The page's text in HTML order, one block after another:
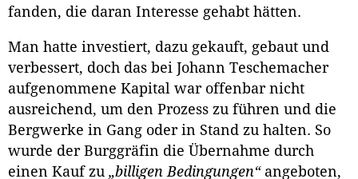
fanden, die daran Interesse gehabt hätten.
Man hatte investiert, dazu gekauft, gebaut und
verbessert, doch das bei Johann Teschemacher
aufgenommene Kapital war offenbar nicht
ausreichend, um den Prozess zu führen und die
Bergwerke in Gang oder in Stand zu halten. So
wurde der Burggräfin die Übernahme durch
einen Kauf zu „billigen Bedingungen“ angeboten,